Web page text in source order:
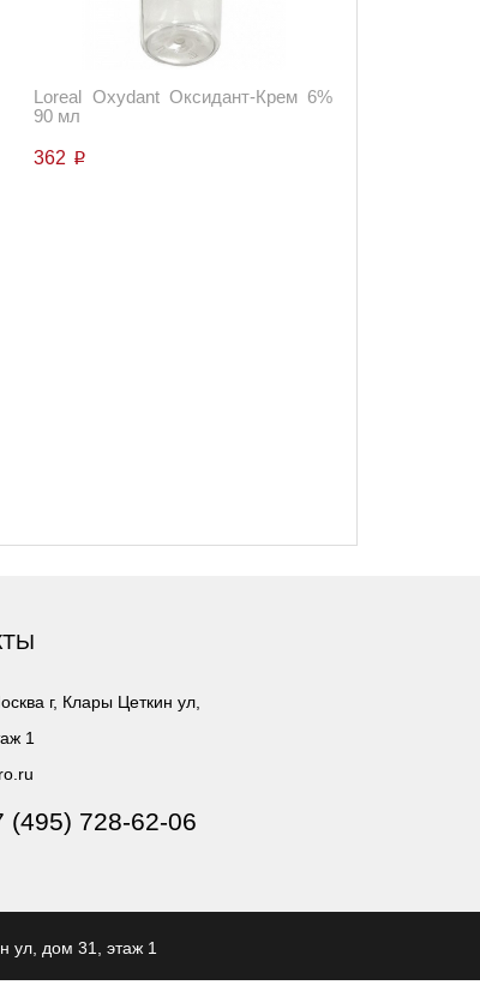
Loreal Oxydant Оксидант-Крем 6%
90 мл
362 p
г, Клары Цеткин ул,
1
(495) 728-62-06
ул, дом 31, этаж 1